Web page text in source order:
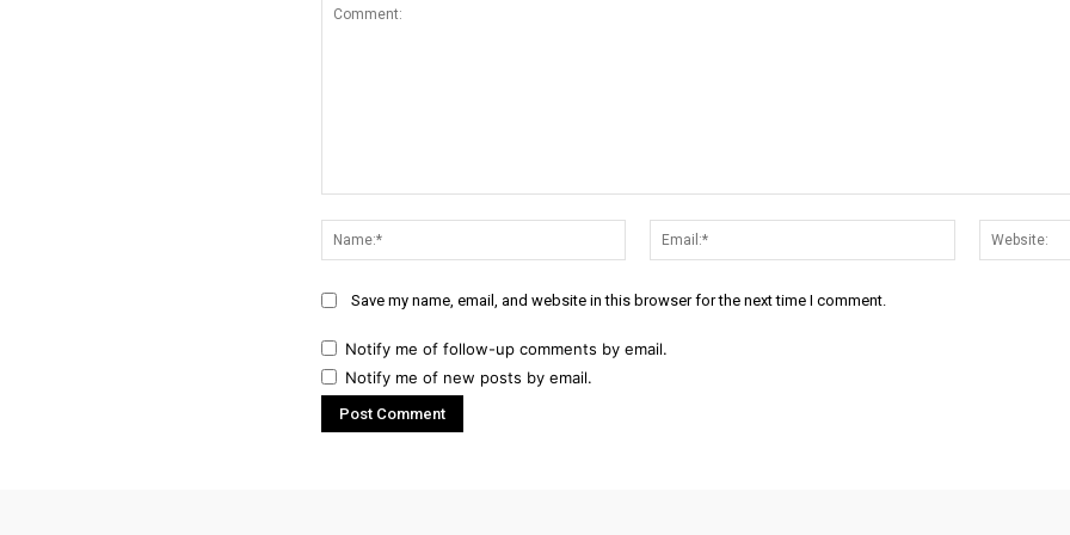
Name:*
Email:*
Save my name, email, and website in this browser for the next time I comment.
Notify me of follow-up comments by email.
Notify me of new posts by email.